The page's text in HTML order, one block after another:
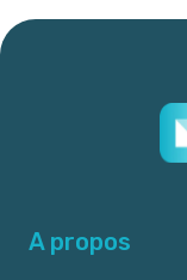
A propos